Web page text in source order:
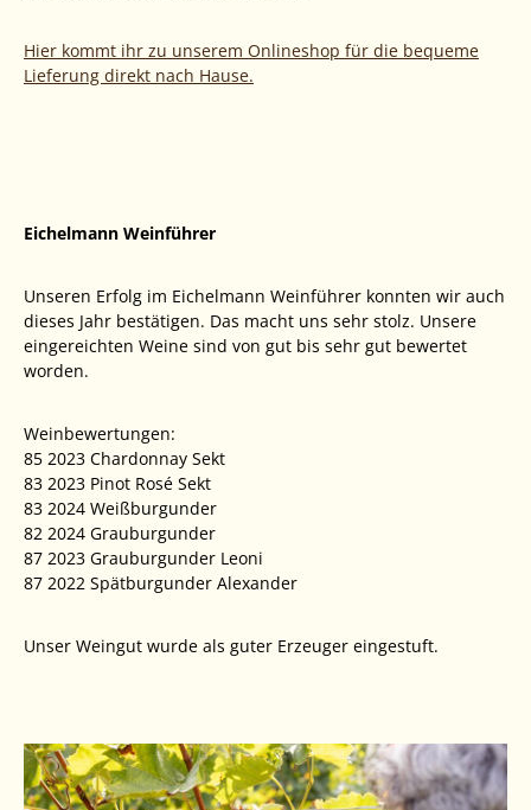
Hier kommt ihr zu unserem Onlineshop für die bequeme
Lieferung direkt nach Hause.
Eichelmann Weinführer
Unseren Erfolg im Eichelmann Weinführer konnten wir auch
dieses Jahr bestätigen. Das macht uns sehr stolz. Unsere
eingereichten Weine sind von gut bis sehr gut bewertet
worden.
Weinbewertungen:
85 2023 Chardonnay Sekt
83 2023 Pinot Rosé Sekt
83 2024 Weißburgunder
82 2024 Grauburgunder
87 2023 Grauburgunder Leoni
87 2022 Spätburgunder Alexander
Unser Weingut wurde als guter Erzeuger eingestuft.